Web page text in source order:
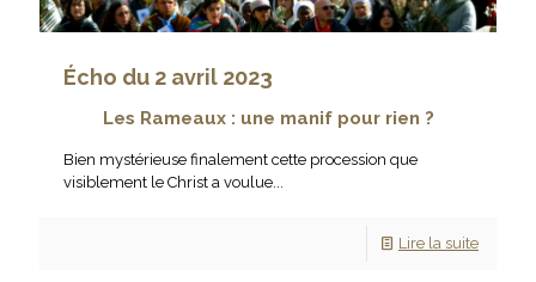
Écho du 2 avril 2023
Les Rameaux : une manif pour rien ?
Bien mystérieuse finalement cette procession que
visiblement le Christ a voulue...
Lire la suite